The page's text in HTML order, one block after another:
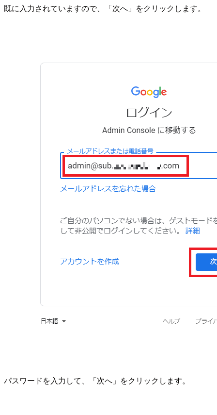
既に入力されていますので、「次へ」をクリックします。
パスワードを入力して、「次へ」をクリックします。